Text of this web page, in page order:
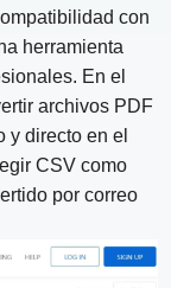
con
herramienta
En el
archivos PDF
y directo en el
CSV como
por correo